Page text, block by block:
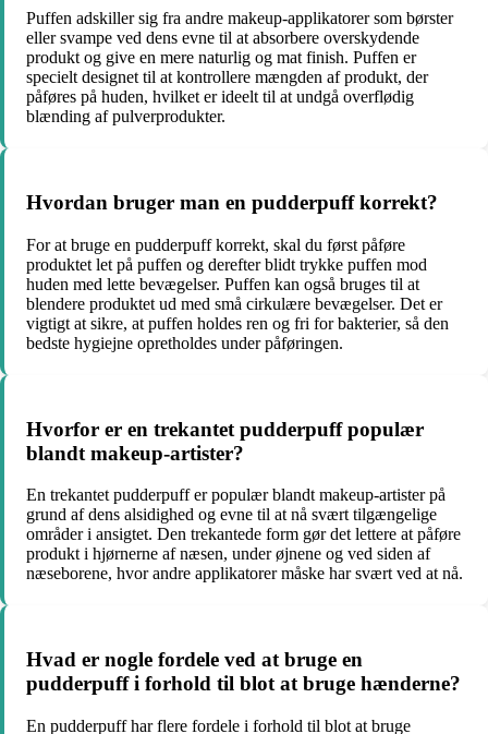
Puffen adskiller sig fra andre makeup-applikatorer som børster
eller svampe ved dens evne til at absorbere overskydende
produkt og give en mere naturlig og mat finish. Puffen er
specielt designet til at kontrollere mængden af produkt, der
påføres på huden, hvilket er ideelt til at undgå overflødig
blænding af pulverprodukter.
Hvordan bruger man en pudderpuff korrekt?
For at bruge en pudderpuff korrekt, skal du først påføre
produktet let på puffen og derefter blidt trykke puffen mod
huden med lette bevægelser. Puffen kan også bruges til at
blendere produktet ud med små cirkulære bevægelser. Det er
vigtigt at sikre, at puffen holdes ren og fri for bakterier, så den
bedste hygiejne opretholdes under påføringen.
Hvorfor er en trekantet pudderpuff populær
blandt makeup-artister?
En trekantet pudderpuff er populær blandt makeup-artister på
grund af dens alsidighed og evne til at nå svært tilgængelige
områder i ansigtet. Den trekantede form gør det lettere at påføre
produkt i hjørnerne af næsen, under øjnene og ved siden af
næseborene, hvor andre applikatorer måske har svært ved at nå.
Hvad er nogle fordele ved at bruge en
pudderpuff i forhold til blot at bruge hænderne?
En pudderpuff har flere fordele i forhold til blot at bruge